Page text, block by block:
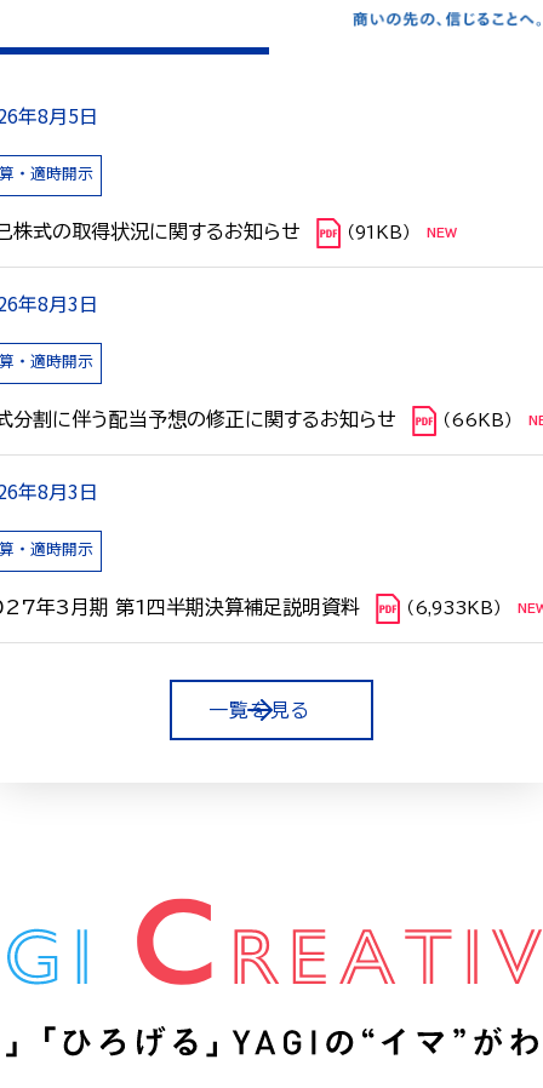
年8月5日
・適時開示
株式の取得状況に関するお知らせ （91KB）
年8月3日
・適時開示
分割に伴う配当予想の修正に関するお知らせ （66KB）
年8月3日
・適時開示
年3月期 第1四半期決算補足説明資料 （6,933KB）
一覧を見る